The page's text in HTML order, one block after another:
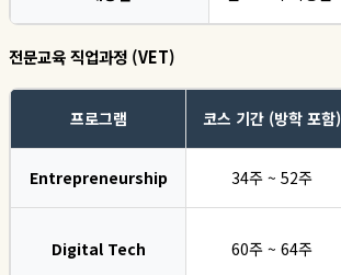
전문교육 직업과정 (VET)
프로그램 코스 기간 (방학 포함)
Entrepreneurship 34주 ~ 52주
Digital Tech 60주 ~ 64주